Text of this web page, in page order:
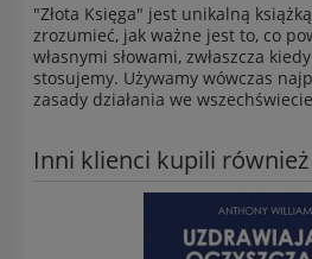
"Złota Księga" jest unikalną
zrozumieć, jak ważne jest to, co
własnymi słowami, zwłaszcza
stosujemy. Używamy wówczas
zasady działania we
Inni klienci kupili również